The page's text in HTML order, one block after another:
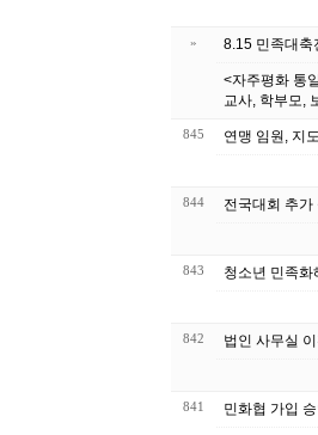
» 8.15 민족대축
<자주평화 통
교사, 학부모,
845 연맹 임원, 지
844 전국대회 추
843 청소년 민족
842 법인 사무실
841 민화협 가입